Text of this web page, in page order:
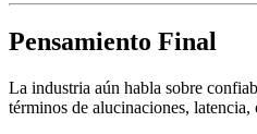
Pensamiento Final
La industria aún habla sobre
términos de alucinaciones,